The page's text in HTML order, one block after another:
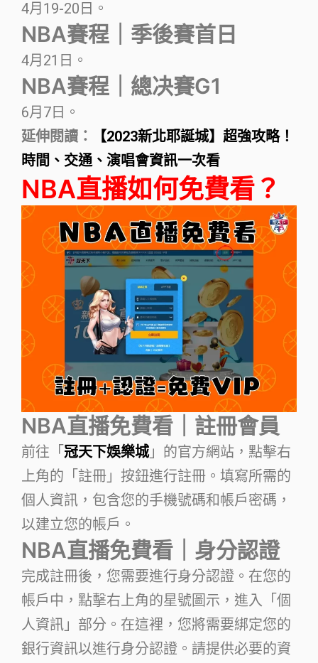
4月19-20日。
NBA賽程｜季後賽首日
4月21日。
NBA賽程｜總决賽G1
6月7日。
延伸閱讀：
【2023新北耶誕城】超強攻略！
時間、交通、演唱會資訊一次看
NBA直播如何免費看？
NBA直播免費看｜註冊會員
前往「 冠天下娛樂城」的官方網站，點擊右
上角的「註冊」按鈕進行註冊。填寫所需的
個人資訊，包含您的手機號碼和帳戶密碼，
以建立您的帳戶。
NBA直播免費看｜身分認證
完成註冊後，您需要進行身分認證。在您的
帳戶中，點擊右上角的星號圖示，進入「個
人資訊」部分。在這裡，您將需要綁定您的
銀行資訊以進行身分認證。請提供必要的資